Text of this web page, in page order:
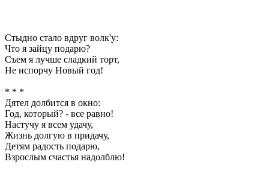
Стыдно стало вдруг волк'у:
Что я зайцу подарю?
Съем я лучше сладкий торт,
Не испорчу Новый год!
* * *
Дятел долбится в окно:
Год, который? - все равно!
Настучу я всем удачу,
Жизнь долгую в придачу,
Детям радость подарю,
Взрослым счастья надолблю!